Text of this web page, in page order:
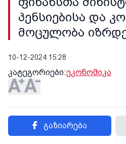
პენსიებისა და
მოცულობა
10-12-2024 15:28
კატეგორიები:ეკონომიკა
გაზიარება